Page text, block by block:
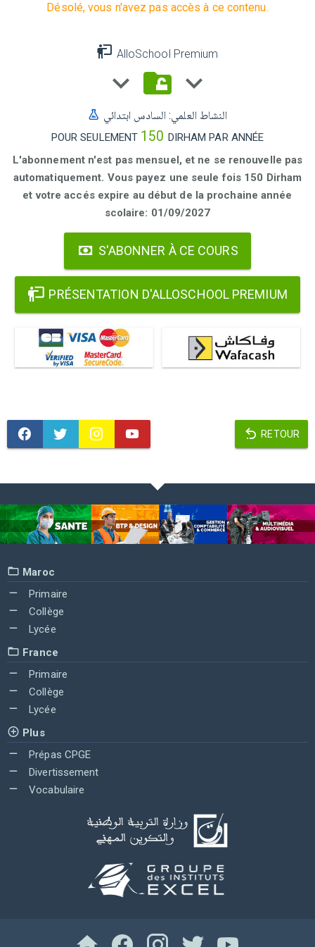
Désolé, vous n'avez pas accès à ce contenu.
AlloSchool Premium
النشاط العلمي: السادس ابتدائي
POUR SEULEMENT 150 DIRHAM PAR ANNÉE
L'abonnement n'est pas mensuel, et ne se renouvelle pas
automatiquement. Vous payez une seule fois 150 Dirham
et votre accés expire au début de la prochaine année
scolaire: 01/09/2027
S'ABONNER À CE COURS
PRÉSENTATION D'ALLOSCHOOL PREMIUM
RETOUR
Maroc
Primaire
Collège
Lycée
France
Primaire
Collège
Lycée
Plus
Prépas CPGE
Divertissement
Vocabulaire